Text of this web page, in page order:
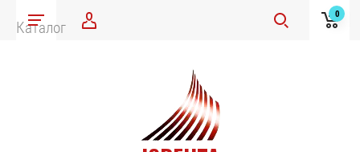
Каталог
0